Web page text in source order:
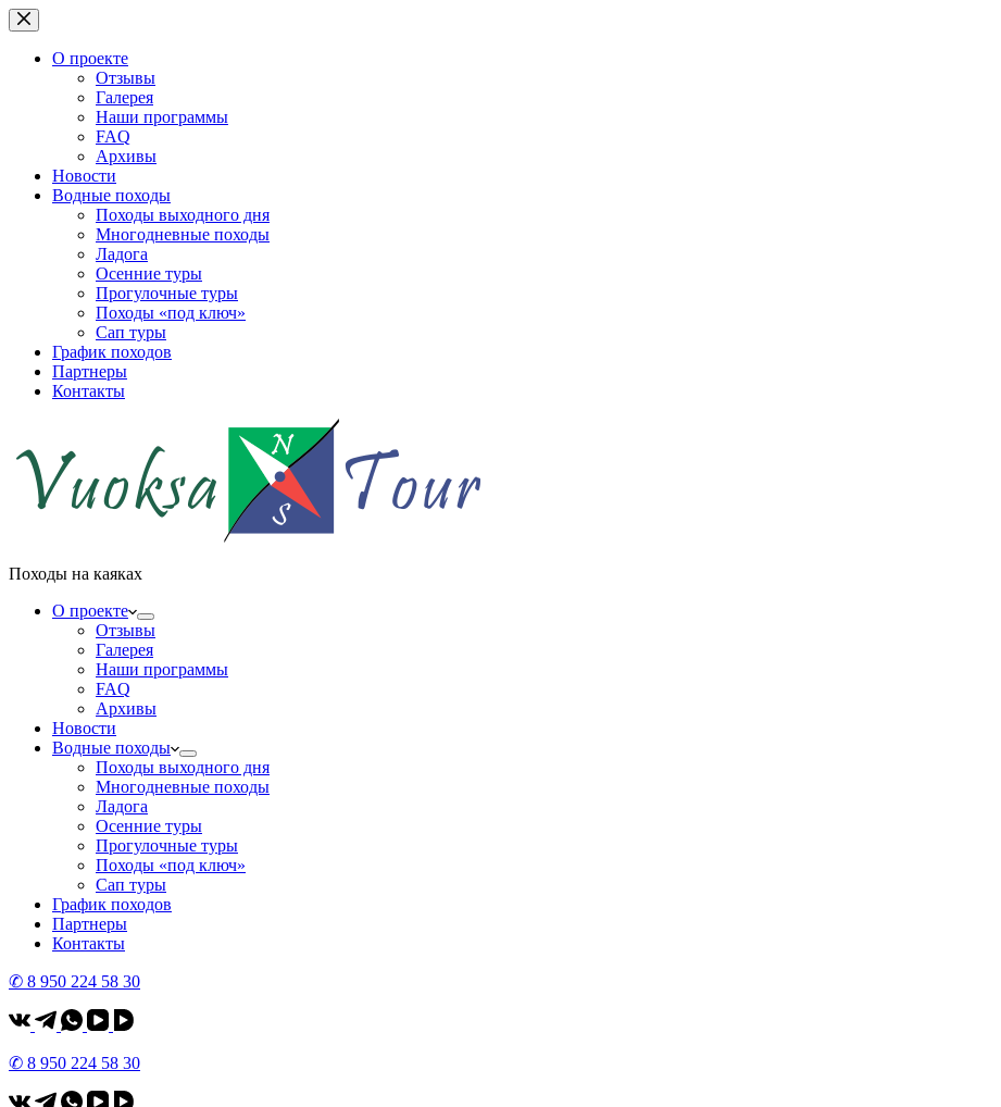
Перейти
к
сути
О проекте
Отзывы
Галерея
Наши программы
FAQ
Архивы
Новости
Водные походы
Походы выходного дня
Многодневные походы
Ладога
Осенние туры
Прогулочные туры
Походы «под ключ»
Сап туры
График походов
Партнеры
Контакты
Походы на каяках
О проекте
Отзывы
Галерея
Наши программы
FAQ
Архивы
Новости
Водные походы
Походы выходного дня
Многодневные походы
Ладога
Осенние туры
Прогулочные туры
Походы «под ключ»
Сап туры
График походов
Партнеры
Контакты
✆ 8 950 224 58 30
✆ 8 950 224 58 30